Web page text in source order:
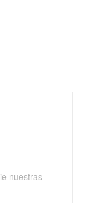
nuestras